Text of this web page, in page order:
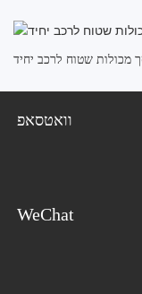
מכולות שטוח לרכב יחיד
וואטסאפ
WeChat